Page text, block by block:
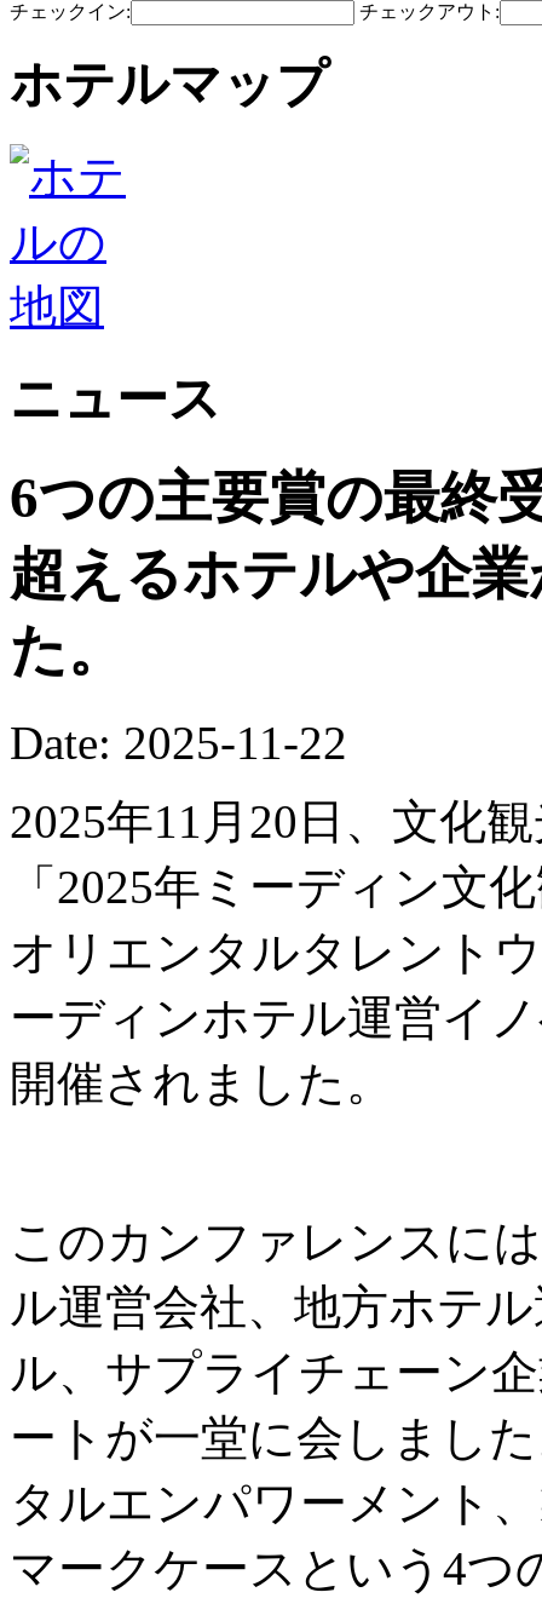
チェックイン: チェックアウト:
ホテルマップ
ニュース
6つの主要賞の最終
超えるホテルや企
た。
Date: 2025-11-22
2025年11月20日、文化
「2025年ミーディン文
オリエンタルタレント
ーディンホテル運営イ
開催されました。
このカンファレンスに
ル運営会社、地方ホテ
ル、サプライチェーン
ートが一堂に会しまし
タルエンパワーメント
マークケースという4つ